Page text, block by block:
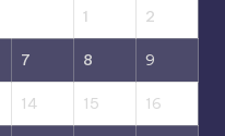
1 2
7 8 9
14 15 16